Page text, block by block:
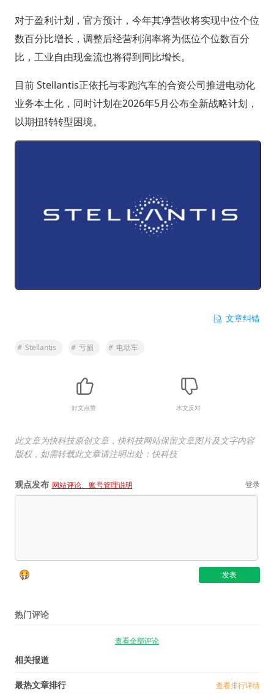
对于盈利计划，官方预计，今年其净营收将实现中位个位
数百分比增长，调整后经营利润率将为低位个位数百分
比，工业自由现金流也将得到同比增长。
目前 Stellantis正依托与零跑汽车的合资公司推进电动化
业务本土化，同时计划在2026年5月公布全新战略计划，
以期扭转转型困境。
文章纠错
# Stellantis # 亏损 # 电动车
好文点赞 水文反对
此文章为快科技原创文章，快科技网站保留文章图片及文字内容
版权，如需转载此文章请注明出处：快科技
观点发布 网站评论、账号管理说明 登录
热门评论
查看全部评论
相关报道
最热文章排行 查看排行详情